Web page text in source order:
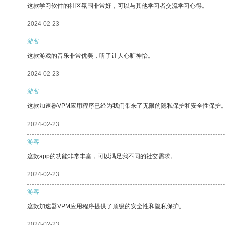
这款学习软件的社区氛围非常好，可以与其他学习者交流学习心得。
2024-02-23
游客
这款游戏的音乐非常优美，听了让人心旷神怡。
2024-02-23
游客
这款加速器VPM应用程序已经为我们带来了无限的隐私保护和安全性保护
2024-02-23
游客
这款app的功能非常丰富，可以满足我不同的社交需求。
2024-02-23
游客
这款加速器VPM应用程序提供了顶级的安全性和隐私保护。